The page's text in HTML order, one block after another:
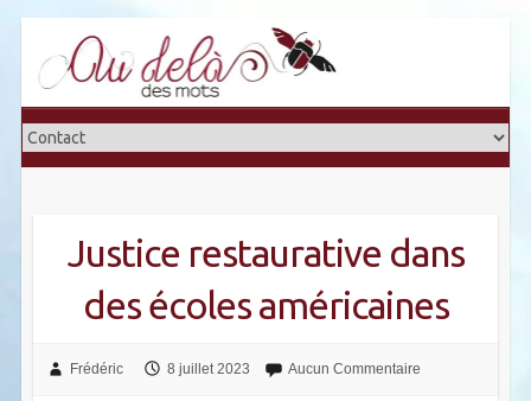
content
Justice restaurative dans
des écoles américaines
Frédéric 8 juillet 2023 Aucun Commentaire